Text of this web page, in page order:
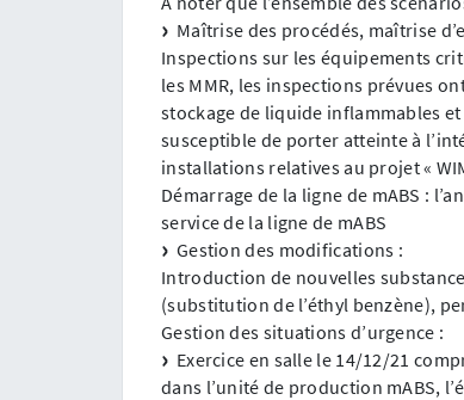
Maîtrise des procédés, maîtrise
Inspections sur les équipements
les MMR, les inspections prévues
stockage de liquide inflammables
susceptible de porter atteinte à
installations relatives au projet «
Démarrage de la ligne de mABS :
service de la ligne de mABS
Gestion des modifications :
Introduction de nouvelles
(substitution de l’éthyl benzène),
Gestion des situations d’urgence :
Exercice en salle le 14/12/21
dans l’unité de production mABS,